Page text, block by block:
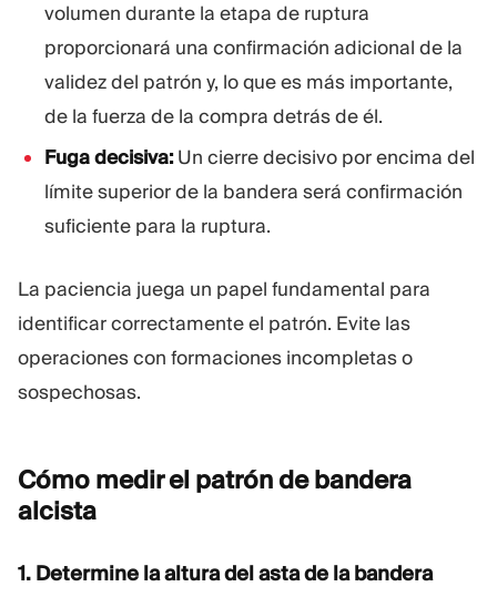
volumen durante la etapa de ruptura
proporcionará una confirmación adicional de la
validez del patrón y, lo que es más importante,
de la fuerza de la compra detrás de él.
Fuga decisiva:Un cierre decisivo por encima del
límite superior de la bandera será confirmación
suficiente para la ruptura.
La paciencia juega un papel fundamental para
identificar correctamente el patrón. Evite las
operaciones con formaciones incompletas o
sospechosas.
Cómo medir el patrón de bandera
alcista
1. Determine la altura del asta de la bandera